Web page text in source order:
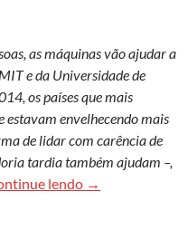
as máquinas vão ajudar a
e da Universidade de
os países que mais
envelhecendo mais
de lidar com carência de
tardia também ajudam –,
lendo Automação é
→